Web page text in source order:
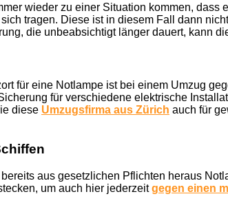
wieder zu einer Situation kommen,
tragen. Diese ist in diesem Fall dann
die unbeabsichtigt länger dauert, kann
für eine Notlampe ist bei einem Umzug
für verschiedene elektrische
diese Umzugsfirma aus Zürich auch für
aus gesetzlichen Pflichten heraus
um auch hier jederzeitgegen einen